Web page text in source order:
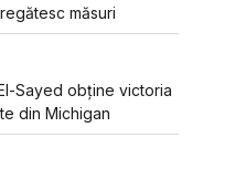
măsuri
Sayed obține victoria
din Michigan